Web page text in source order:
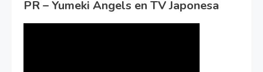
PR – Yumeki Angels en TV Japonesa